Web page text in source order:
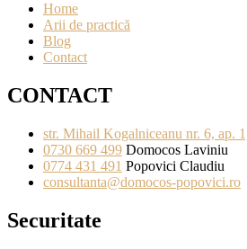
Home
Arii de practică
Blog
Contact
CONTACT
str. Mihail Kogalniceanu nr. 6, ap.
0730 669 499 Domocos Laviniu
0774 431 491 Popovici Claudiu
consultanta@domocos-popovici.ro
Securitate